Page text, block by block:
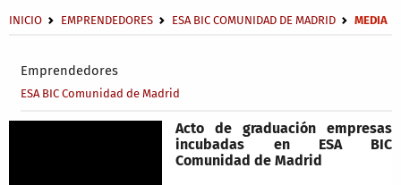
Emprendedores
ESA BIC Comunidad de Madrid
Sobrescribir enlaces de ayuda a la navegación
INICIO EMPRENDEDORES ESA BIC COMUNIDAD DE MADRID MEDIA
Acto de graduación empresas
incubadas en ESA BIC
Comunidad de Madrid